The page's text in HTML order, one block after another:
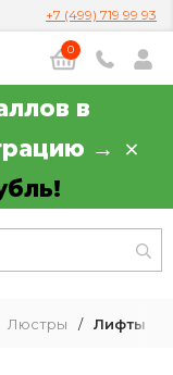
+7 (499) 719 99 93
0
в
→
Люстры / Лифты